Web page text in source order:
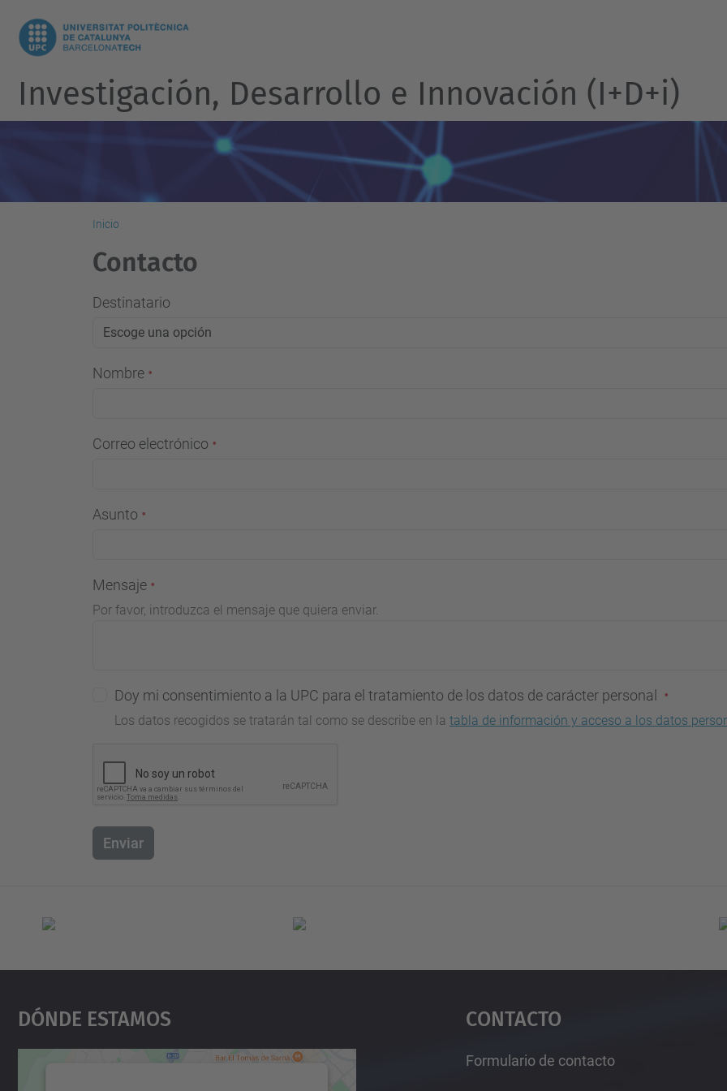
Investigación, Desarrollo e Innovación (I+D+i)
Inicio
Contacto
Destinatario
Nombre
Correo electrónico
Asunto
Mensaje
Por favor, introduzca el mensaje que quiera enviar.
Doy mi consentimiento a la UPC para el tratamiento de los datos de carácter personal
Los datos recogidos se tratarán tal como se describe en la tabla de información y acceso a los datos
Enviar
Dónde Estamos Contacto
Formulario de contacto